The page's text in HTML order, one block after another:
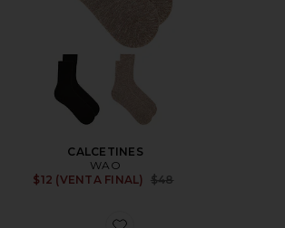
CALCETINES
WAO
$12 (VENTA FINAL)
Previous price:
$48